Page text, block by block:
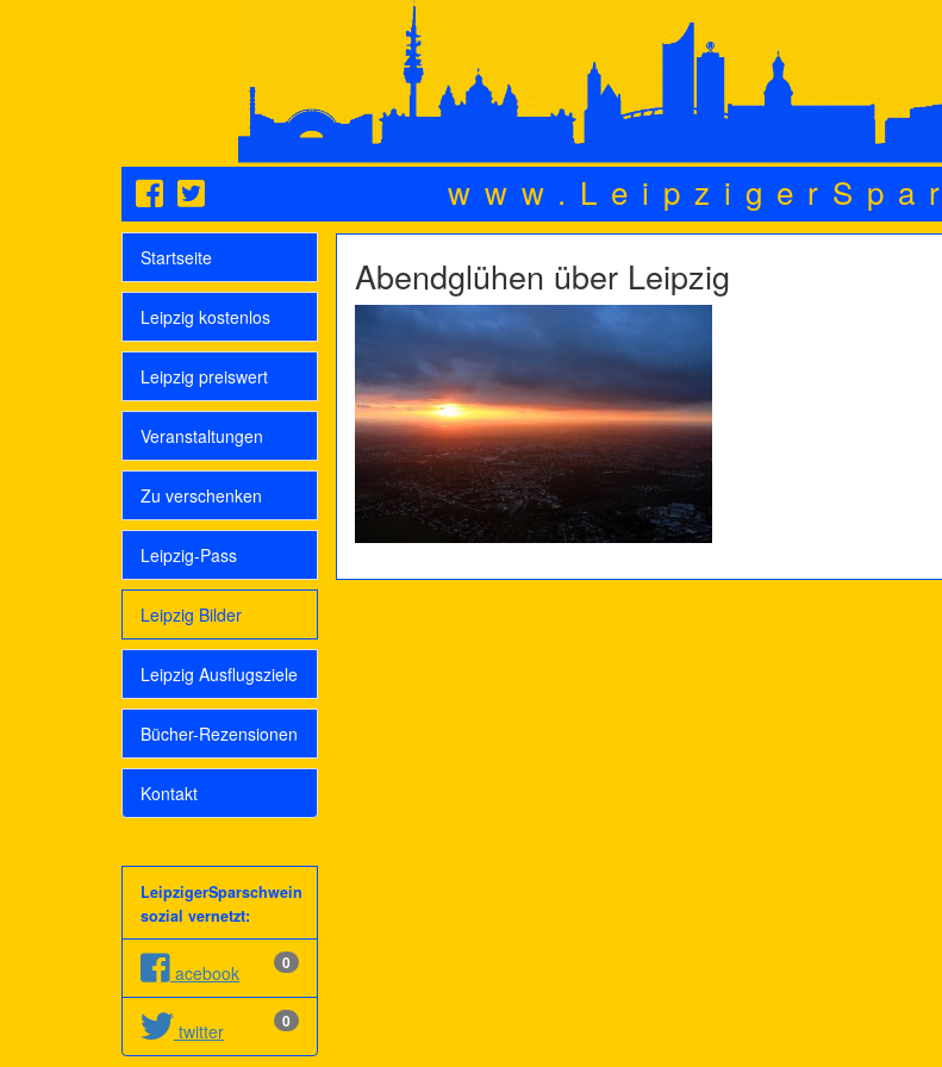
Startseite
Leipzig kostenlos
Leipzig preiswert
Veranstaltungen
Zu verschenken
Leipzig-Pass
Leipzig Bilder
Leipzig Ausflugsziele
Bücher-Rezensionen
Kontakt
LeipzigerSparschwein
sozial vernetzt:
0
acebook
0
twitter
Abendglühen über Leipzig